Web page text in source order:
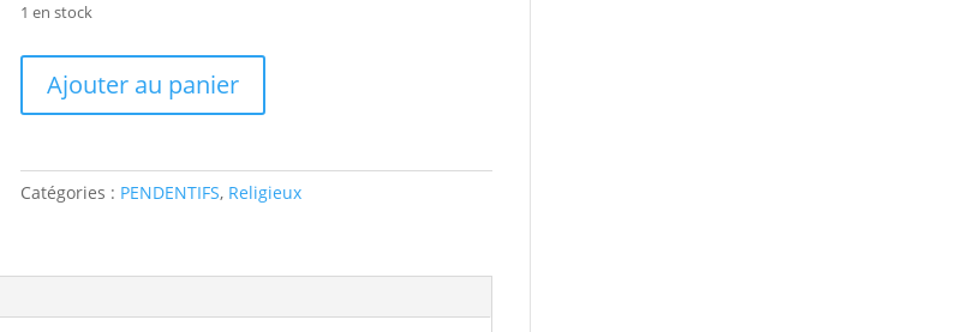
1 en stock
Pendentif
plaque
losange
Ajouter au panier
Catégories : PENDENTIFS, Religieux